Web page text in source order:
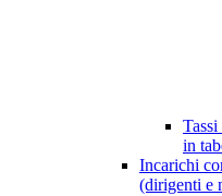
in
Incarichi
(dirigenti e